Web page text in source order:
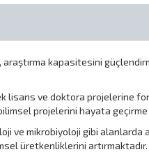
kapasitesini
lisans ve doktora projelerine
projelerini hayata geçirme
ve mikrobiyoloji gibi alanlarda
üretkenliklerini artırmaktadır.